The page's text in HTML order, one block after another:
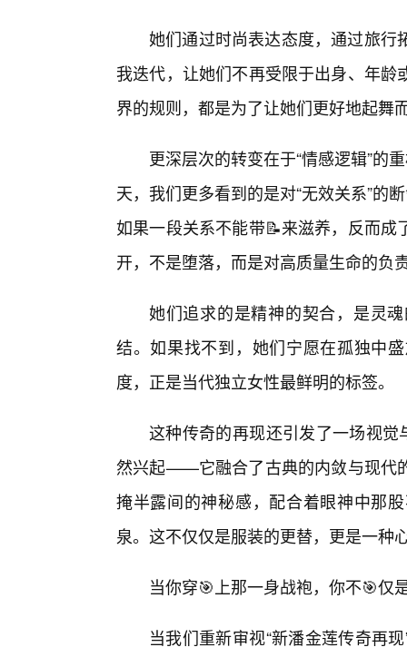
她们通过时尚表达态度，通过旅行
我迭代，让她们不再受限于出身、年
界的规则，都是为了让她们更好地起舞
更深层次的转变在于“情感逻辑”的
天，我们更多看到的是对“无效关系”的
如果一段关系不能带📝来滋养，反而
开，不是堕落，而是对高质量生命的负
她们追求的是精神的契合，是灵
结。如果找不到，她们宁愿在孤独中
度，正是当代独立女性最鲜明的标签。
这种传奇的再现还引发了一场视觉
然兴起——它融合了古典的内敛与现代
掩半露间的神秘感，配合着眼神中那
泉。这不仅仅是服装的更替，更是一种
当你穿🎯上那一身战袍，你不🎯仅
当我们重新审视“新潘金莲传奇再